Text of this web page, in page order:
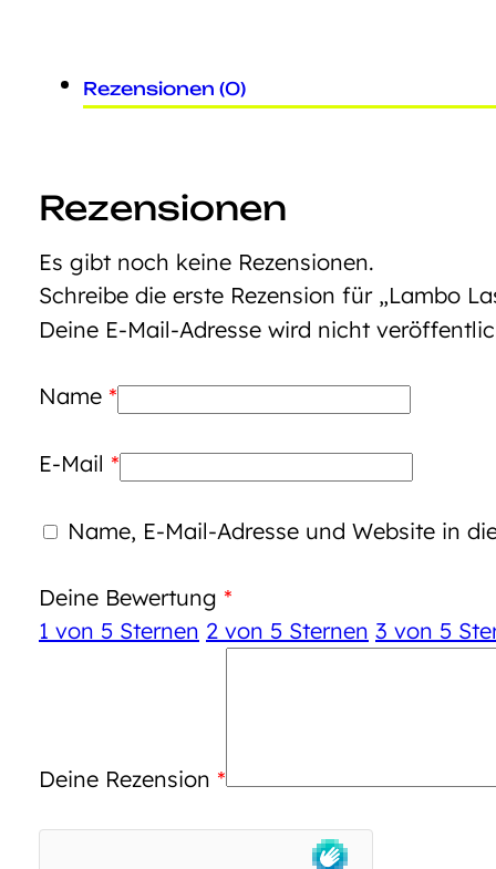
Rezensionen (0)
Rezensionen
Es gibt noch keine Rezensionen.
Schreibe die erste Rezension für „Lambo
Deine E-Mail-Adresse wird nicht
Name *
E-Mail *
Name, E-Mail-Adresse und Website in
Deine Bewertung *
1 von 5 Sternen 2 von 5 Sternen 3 von 5
Deine Rezension *